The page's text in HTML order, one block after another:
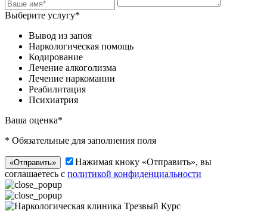
Выберите услугу*
Вывод из запоя
Наркологическая помощь
Кодирование
Лечение алкоголизма
Лечение наркомании
Реабилитация
Психиатрия
Ваша оценка*
* Обязательные для заполнения поля
«Отправить»
Нажимая кноку «Отправить», вы
соглашаетесь с политикой конфиденциальности